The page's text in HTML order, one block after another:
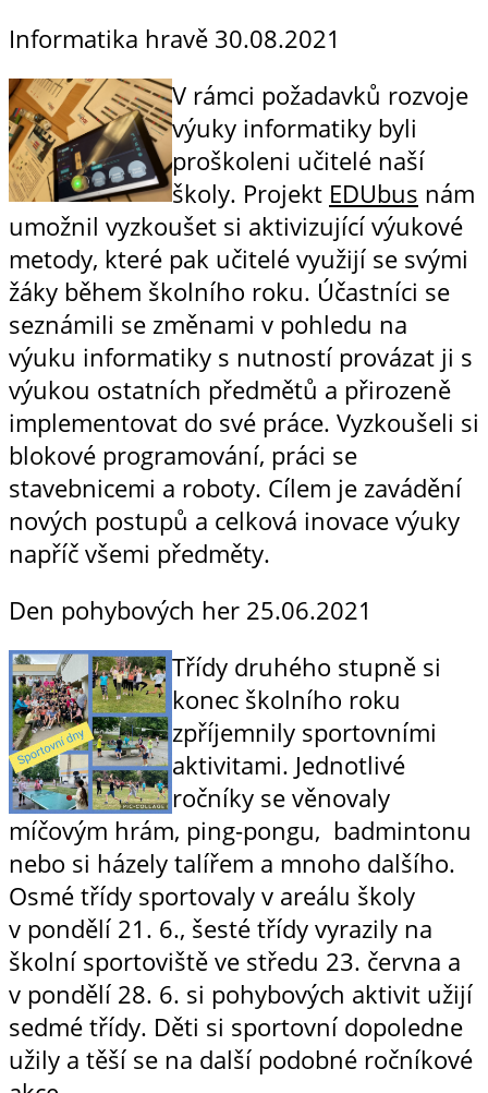
Informatika hravě 30.08.2021
V rámci požadavků rozvoje
výuky informatiky byli
proškoleni učitelé naší
školy. Projekt EDUbus nám
umožnil vyzkoušet si aktivizující výukové
metody, které pak učitelé využijí se svými
žáky během školního roku. Účastníci se
seznámili se změnami v pohledu na
výuku informatiky s nutností provázat ji s
výukou ostatních předmětů a přirozeně
implementovat do své práce. Vyzkoušeli si
blokové programování, práci se
stavebnicemi a roboty. Cílem je zavádění
nových postupů a celková inovace výuky
napříč všemi předměty.
Den pohybových her 25.06.2021
Třídy druhého stupně si
konec školního roku
zpříjemnily sportovními
aktivitami. Jednotlivé
ročníky se věnovaly
míčovým hrám, ping-pongu, badmintonu
nebo si házely talířem a mnoho dalšího.
Osmé třídy sportovaly v areálu školy
v pondělí 21. 6., šesté třídy vyrazily na
školní sportoviště ve středu 23. června a
v pondělí 28. 6. si pohybových aktivit užijí
sedmé třídy. Děti si sportovní dopoledne
užily a těší se na další podobné ročníkové